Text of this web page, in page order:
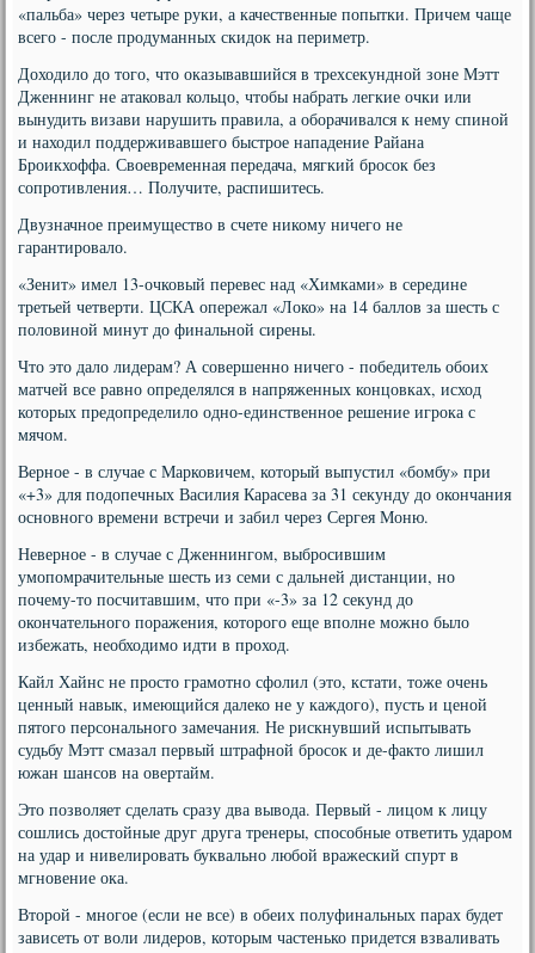
«пальба» через четыре руки, а качественные попытки. Причем чаще
всего - после продуманных скидок на периметр.
Доходило до того, что оказывавшийся в трехсекундной зоне Мэтт
Дженнинг не атаковал кольцо, чтобы набрать легкие очки или
вынудить визави нарушить правила, а оборачивался к нему спиной
и находил поддерживавшего быстрое нападение Райана
Броикхоффа. Своевременная передача, мягкий бросок без
сопротивления… Получите, распишитесь.
Двузначное преимущество в счете никому ничего не
гарантировало.
«Зенит» имел 13-очковый перевес над «Химками» в середине
третьей четверти. ЦСКА опережал «Локо» на 14 баллов за шесть с
половиной минут до финальной сирены.
Что это дало лидерам? А совершенно ничего - победитель обоих
матчей все равно определялся в напряженных концовках, исход
которых предопределило одно-единственное решение игрока с
мячом.
Верное - в случае с Марковичем, который выпустил «бомбу» при
«+3» для подопечных Василия Карасева за 31 секунду до окончания
основного времени встречи и забил через Сергея Моню.
Неверное - в случае с Дженнингом, выбросившим
умопомрачительные шесть из семи с дальней дистанции, но
почему-то посчитавшим, что при «-3» за 12 секунд до
окончательного поражения, которого еще вполне можно было
избежать, необходимо идти в проход.
Кайл Хайнс не просто грамотно сфолил (это, кстати, тоже очень
ценный навык, имеющийся далеко не у каждого), пусть и ценой
пятого персонального замечания. Не рискнувший испытывать
судьбу Мэтт смазал первый штрафной бросок и де-факто лишил
южан шансов на овертайм.
Это позволяет сделать сразу два вывода. Первый - лицом к лицу
сошлись достойные друг друга тренеры, способные ответить ударом
на удар и нивелировать буквально любой вражеский спурт в
мгновение ока.
Второй - многое (если не все) в обеих полуфинальных парах будет
зависеть от воли лидеров, которым частенько придется взваливать